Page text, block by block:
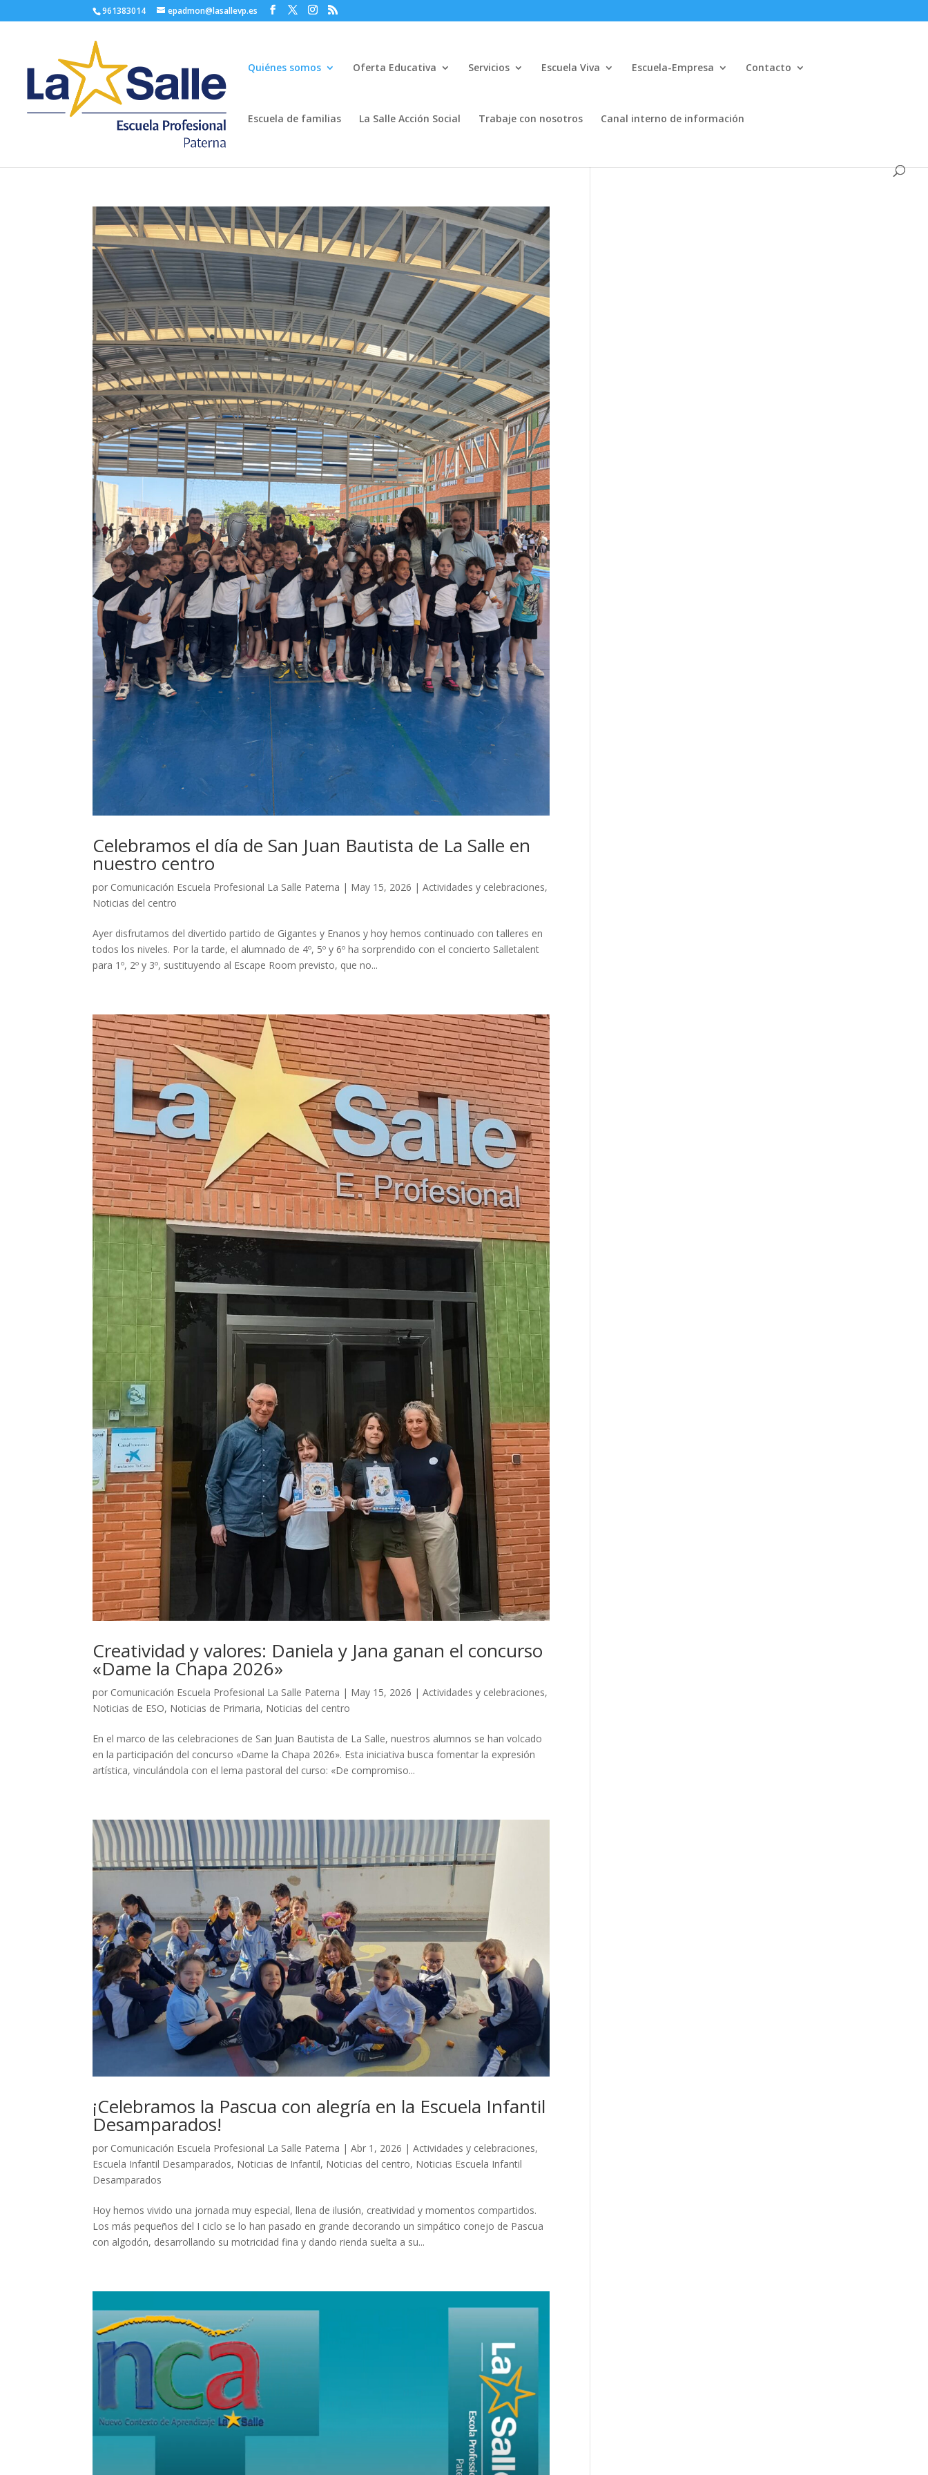
961383014 epadmon@lasallevp.es
Quiénes somos Oferta Educativa Servicios Escuela Viva Escuela-Empresa Contacto
Escuela de familias La Salle Acción Social Trabaje con nosotros Canal interno de información
Celebramos el día de San Juan Bautista de La Salle en
nuestro centro
por Comunicación Escuela Profesional La Salle Paterna | May 15, 2026 |Actividades y celebraciones,
Noticias del centro
Ayer disfrutamos del divertido partido de Gigantes y Enanos y hoy hemos continuado con talleres en
todos los niveles. Por la tarde, el alumnado de 4º, 5º y 6º ha sorprendido con el concierto Salletalent
para 1º, 2º y 3º, sustituyendo al Escape Room previsto, que no...
Creatividad y valores: Daniela y Jana ganan el concurso
«Dame la Chapa 2026»
por Comunicación Escuela Profesional La Salle Paterna | May 15, 2026 |Actividades y celebraciones,
Noticias de ESO, Noticias de Primaria, Noticias del centro
En el marco de las celebraciones de San Juan Bautista de La Salle, nuestros alumnos se han volcado
en la participación del concurso «Dame la Chapa 2026». Esta iniciativa busca fomentar la expresión
artística, vinculándola con el lema pastoral del curso: «De compromiso...
¡Celebramos la Pascua con alegría en la Escuela Infantil
Desamparados!
por Comunicación Escuela Profesional La Salle Paterna |Abr 1, 2026 |Actividades y celebraciones,
Escuela Infantil Desamparados, Noticias de Infantil, Noticias del centro, Noticias Escuela Infantil
Desamparados
Hoy hemos vivido una jornada muy especial, llena de ilusión, creatividad y momentos compartidos.
Los más pequeños del I ciclo se lo han pasado en grande decorando un simpático conejo de Pascua
con algodón, desarrollando su motricidad fina y dando rienda suelta a su...